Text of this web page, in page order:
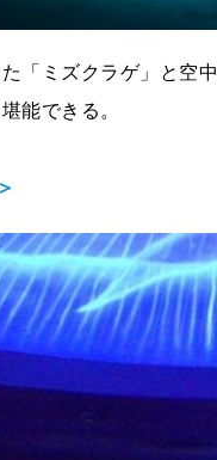
「ミズクラゲ」と空
能できる。